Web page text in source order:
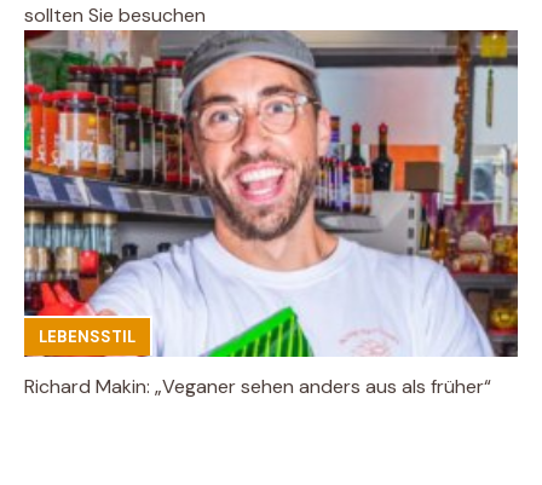
sollten Sie besuchen
LEBENSSTIL
Richard Makin: „Veganer sehen anders aus als früher“